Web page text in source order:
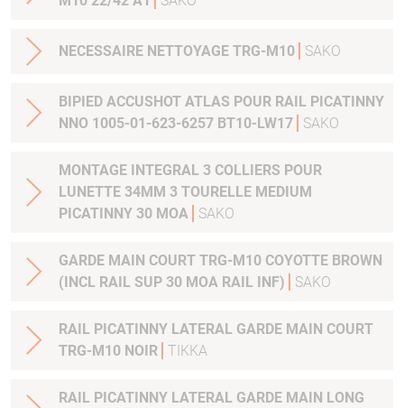
NECESSAIRE NETTOYAGE TRG-M10 SAKO
BIPIED ACCUSHOT ATLAS POUR RAIL PICATINNY
NNO 1005-01-623-6257 BT10-LW17
SAKO
MONTAGE INTEGRAL 3 COLLIERS POUR
LUNETTE 34MM 3 TOURELLE MEDIUM
PICATINNY 30 MOA
SAKO
GARDE MAIN COURT TRG-M10 COYOTTE BROWN
(INCL RAIL SUP 30 MOA RAIL INF)
SAKO
RAIL PICATINNY LATERAL GARDE MAIN COURT
TRG-M10 NOIR TIKKA
RAIL PICATINNY LATERAL GARDE MAIN LONG